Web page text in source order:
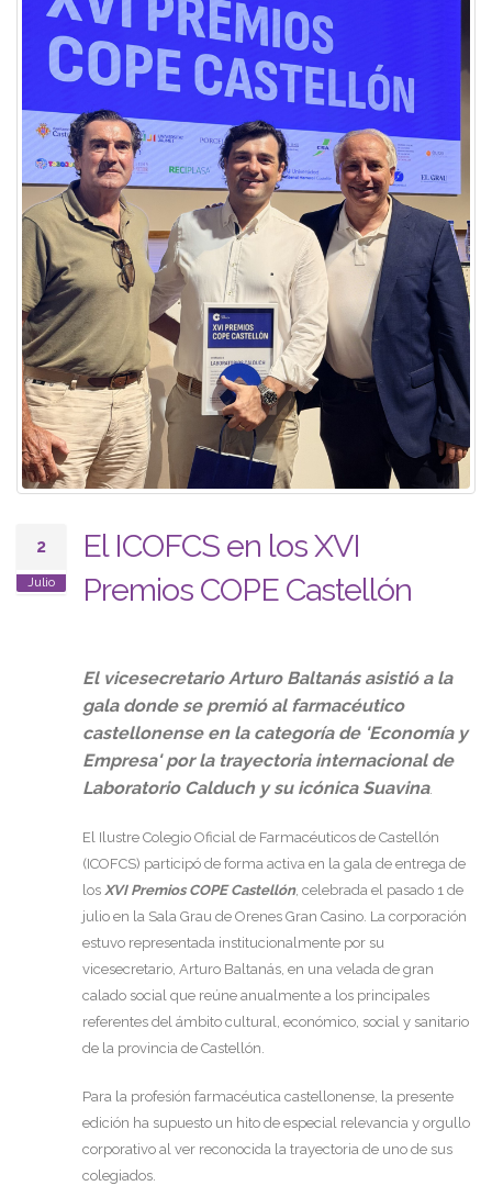
2
Julio
El ICOFCS en los XVI
Premios COPE Castellón
El vicesecretario Arturo Baltanás asistió a la
gala donde se premió al farmacéutico
castellonense en la categoría de 'Economía y
Empresa' por la trayectoria internacional de
Laboratorio Calduch y su icónica Suavina.
El Ilustre Colegio Oficial de Farmacéuticos de Castellón
(ICOFCS) participó de forma activa en la gala de entrega de
los XVI Premios COPE Castellón, celebrada el pasado 1 de
julio en la Sala Grau de Orenes Gran Casino. La corporación
estuvo representada institucionalmente por su
vicesecretario, Arturo Baltanás, en una velada de gran
calado social que reúne anualmente a los principales
referentes del ámbito cultural, económico, social y sanitario
de la provincia de Castellón.
Para la profesión farmacéutica castellonense, la presente
edición ha supuesto un hito de especial relevancia y orgullo
corporativo al ver reconocida la trayectoria de uno de sus
colegiados.